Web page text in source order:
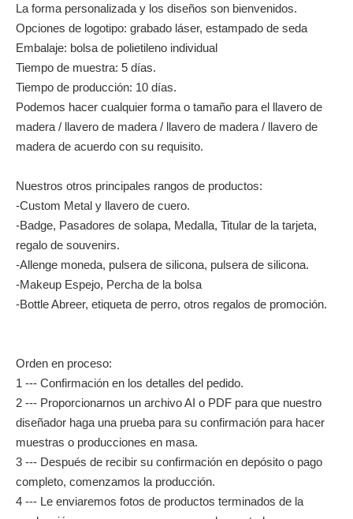
Capacidad de producción:
200, 000pcs / mes
Términos de pago:
Paquete de transporte:
Descripción del producto
Anillo de madera de la llavero de madera del grabado del
Material: Madera
Tamaño: se puede personalizar
La forma personalizada y los diseños son bienvenidos.
Opciones de logotipo: grabado láser, estampado de seda
Embalaje: bolsa de polietileno individual
Tiempo de muestra: 5 días.
Tiempo de producción: 10 días.
madera de acuerdo con su requisito.
Nuestros otros principales rangos de productos:
-Custom Metal y llavero de cuero.
-Badge, Pasadores de solapa, Medalla, Titular de la tarjeta,
regalo de souvenirs.
-Allenge moneda, pulsera de silicona, pulsera de silicona.
-Makeup Espejo, Percha de la bolsa